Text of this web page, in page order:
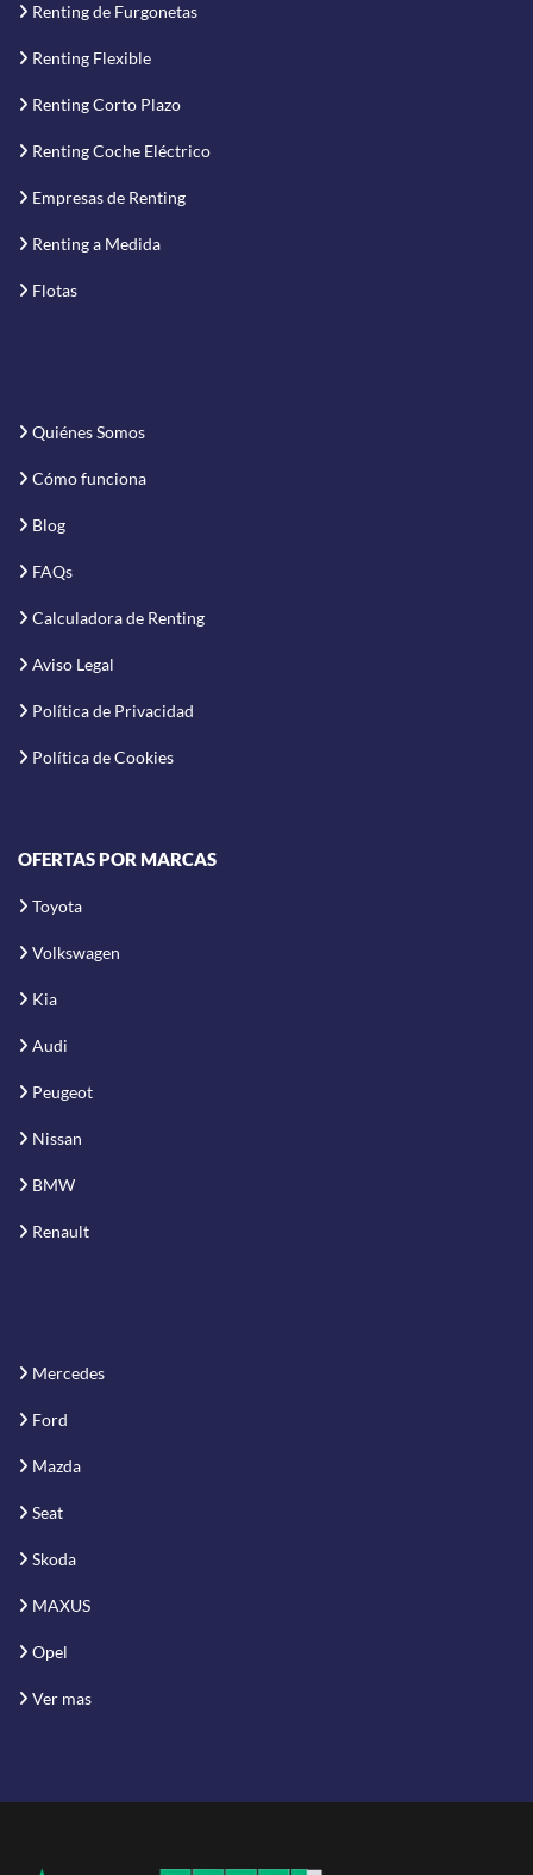
Renting de Furgonetas
Renting Flexible
Renting Corto Plazo
Renting Coche Eléctrico
Empresas de Renting
Renting a Medida
Flotas
Quiénes Somos
Cómo funciona
Blog
FAQs
Calculadora de Renting
Aviso Legal
Política de Privacidad
Política de Cookies
OFERTAS POR MARCAS
Toyota
Volkswagen
Kia
Audi
Peugeot
Nissan
BMW
Renault
Mercedes
Ford
Mazda
Seat
Skoda
MAXUS
Opel
Ver mas